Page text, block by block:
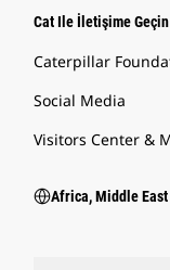
Cat Ile İletişime Geçin
Caterpillar
Social Media
Visitors Center &
Africa, Middle East